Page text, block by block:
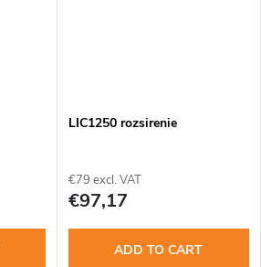
LIC1250 rozsirenie
€79 excl. VAT
€97,17
ADD TO CART